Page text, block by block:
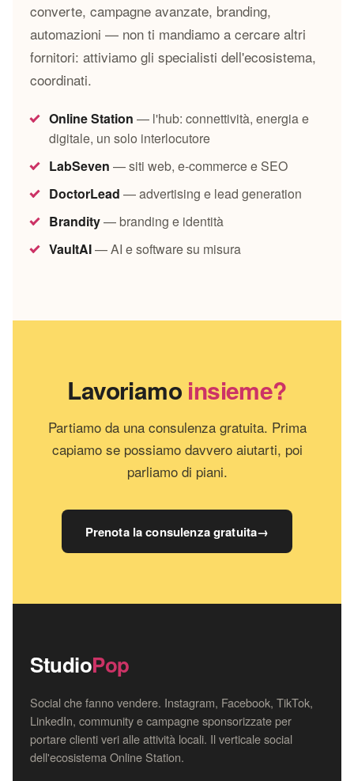
converte, campagne avanzate, branding,
automazioni — non ti mandiamo a cercare altri
fornitori: attiviamo gli specialisti dell'ecosistema,
coordinati.
Online Station — l'hub: connettività, energia e
digitale, un solo interlocutore
LabSeven — siti web, e-commerce e SEO
DoctorLead — advertising e lead generation
Brandity— branding e identità
VaultAI— AI e software su misura
Lavoriamo insieme?
Partiamo da una consulenza gratuita. Prima
capiamo se possiamo davvero aiutarti, poi
parliamo di piani.
Prenota la consulenza gratuita→
StudioPop
Social che fanno vendere. Instagram, Facebook, TikTok,
LinkedIn, community e campagne sponsorizzate per
portare clienti veri alle attività locali. Il verticale social
dell'ecosistema Online Station.